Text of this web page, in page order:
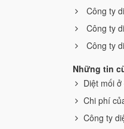
Công ty
Công ty
Công ty
Những tin
Diệt mối
Chi phí
Công ty